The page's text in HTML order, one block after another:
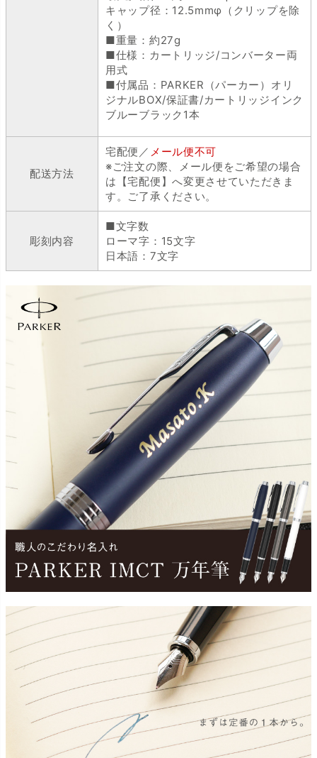
キャップ径：12.5mmφ（クリップを除
く）
■重量：約27g
■仕様：カートリッジ/コンバーター両
用式
■付属品：PARKER（パーカー）オリ
ジナルBOX/保証書/カートリッジインク
ブルーブラック1本
配送方法
宅配便／ メール便不可
※ご注文の際、メール便をご希望の場合
は【宅配便】へ変更させていただきま
す。ご了承ください。
彫刻内容
■文字数
ローマ字：15文字
日本語：7文字